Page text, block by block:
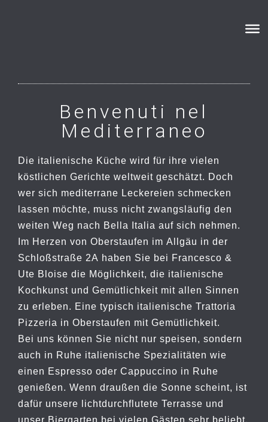
Benvenuti nel
Mediterraneo
Die italienische Küche wird für ihre vielen
köstlichen Gerichte weltweit geschätzt. Doch
wer sich mediterrane Leckereien schmecken
lassen möchte, muss nicht zwangsläufig den
weiten Weg nach Bella Italia auf sich nehmen.
Im Herzen von Oberstaufen im Allgäu in der
Schloßstraße 2A haben Sie bei Francesco &
Ute Bloise die Möglichkeit, die italienische
Kochkunst und Gemütlichkeit mit allen Sinnen
zu erleben. Eine typisch italienische Trattoria
Pizzeria in Oberstaufen mit Gemütlichkeit.
Bei uns können Sie nicht nur speisen, sondern
auch in Ruhe italienische Spezialitäten wie
einen Espresso oder Cappuccino in Ruhe
genießen. Wenn draußen die Sonne scheint, ist
dafür unsere lichtdurchflutete Terrasse und
unser Biergarten bei vielen Gästen sehr beliebt.